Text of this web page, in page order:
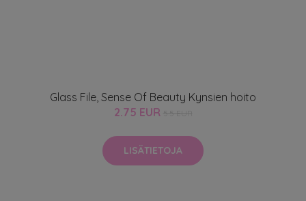
Glass File, Sense Of Beauty Kynsien hoito
2.75 EUR
LISÄTIETOJA